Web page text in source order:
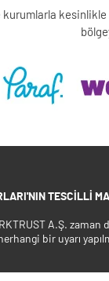
TESCILLI
A.Ş.
bir uyarı